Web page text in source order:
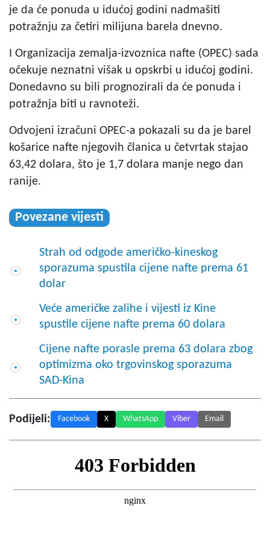
je da će ponuda u idućoj godini nadmašiti
potražnju za četiri milijuna barela dnevno.
I Organizacija zemalja-izvoznica nafte (OPEC) sada
očekuje neznatni višak u opskrbi u idućoj godini.
Donedavno su bili prognozirali da će ponuda i
potražnja biti u ravnoteži.
Odvojeni izračuni OPEC-a pokazali su da je barel
košarice nafte njegovih članica u četvrtak stajao
63,42 dolara, što je 1,7 dolara manje nego dan
ranije.
Povezane vijesti
Strah od odgode američko-kineskog
sporazuma spustila cijene nafte prema 61
dolar
Veće američke zalihe i vijesti iz Kine
spustile cijene nafte prema 60 dolara
Cijene nafte porasle prema 63 dolara zbog
optimizma oko trgovinskog sporazuma
SAD-Kina
Podijeli: Facebook X WhatsApp Viber Email